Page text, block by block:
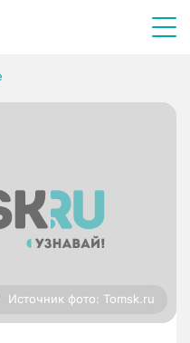
Источник фото: Tomsk.ru